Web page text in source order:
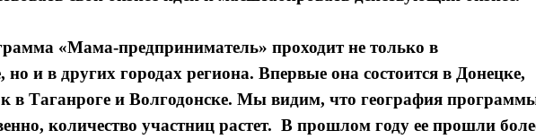
«Мама-предприниматель» проходит не только в
и в других городах региона. Впервые она состоится в Донецке,
в Таганроге и Волгодонске. Мы видим, что география
количество участниц растет. В прошлом году ее прошли